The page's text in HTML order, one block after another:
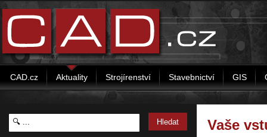
CAD.cz Aktuality Strojírenství Stavebnictví GIS
Vaše